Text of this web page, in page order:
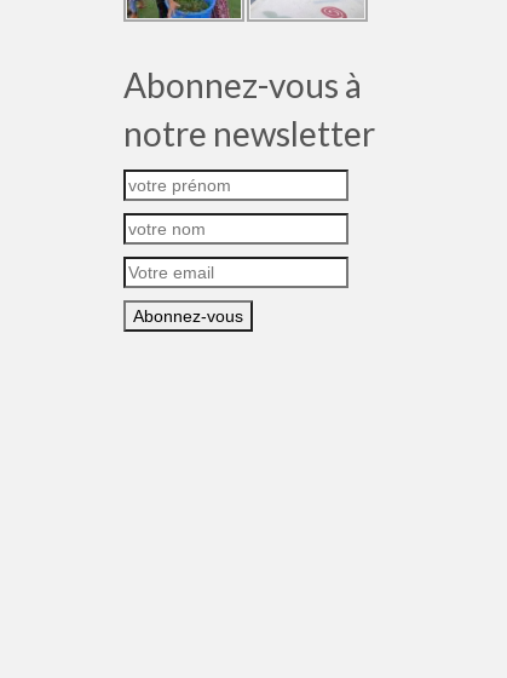
Abonnez-vous à
notre newsletter